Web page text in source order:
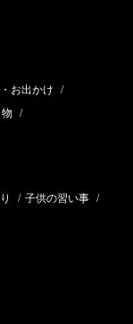
お出かけ /
/
/ 子供の習い事 /